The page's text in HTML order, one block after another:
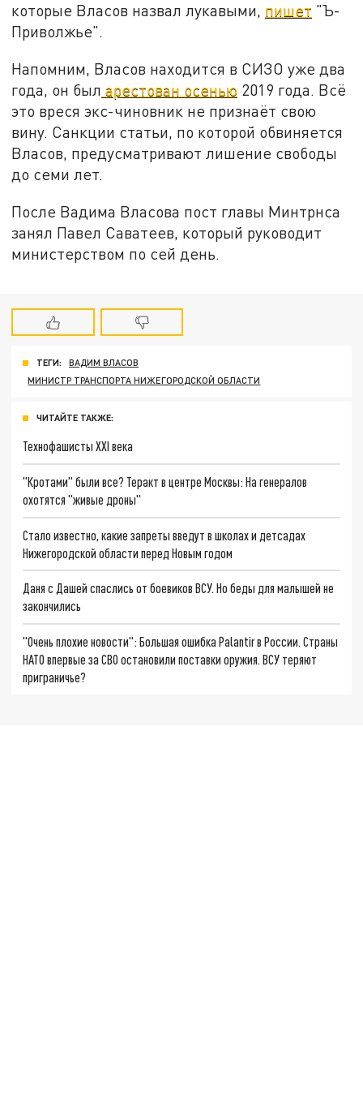
которые Власов назвал лукавыми, пишет "Ъ-
Приволжье".
Напомним, Власов находится в СИЗО уже два
года, он был арестован осенью 2019 года. Всё
это вреся экс-чиновник не признаёт свою
вину. Санкции статьи, по которой обвиняется
Власов, предусматривают лишение свободы
до семи лет.
После Вадима Власова пост главы Минтрнса
занял Павел Саватеев, который руководит
министерством по сей день.
ТЕГИ:
ВАДИМ ВЛАСОВ
МИНИСТР ТРАНСПОРТА НИЖЕГОРОДСКОЙ ОБЛАСТИ
ЧИТАЙТЕ ТАКЖЕ:
Технофашисты XXI века
"Кротами" были все? Теракт в центре Москвы: На генералов
охотятся "живые дроны"
Стало известно, какие запреты введут в школах и детсадах
Нижегородской области перед Новым годом
Даня с Дашей спаслись от боевиков ВСУ. Но беды для малышей не
закончились
"Очень плохие новости": Большая ошибка Palantir в России. Страны
НАТО впервые за СВО остановили поставки оружия. ВСУ теряют
приграничье?